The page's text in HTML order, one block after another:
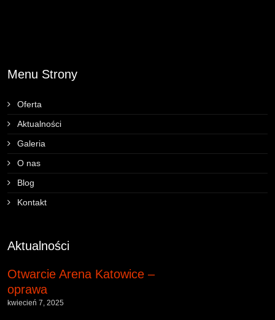
Menu Strony
Oferta
Aktualności
Galeria
O nas
Blog
Kontakt
Aktualności
Otwarcie Arena Katowice –
oprawa
kwiecień 7, 2025